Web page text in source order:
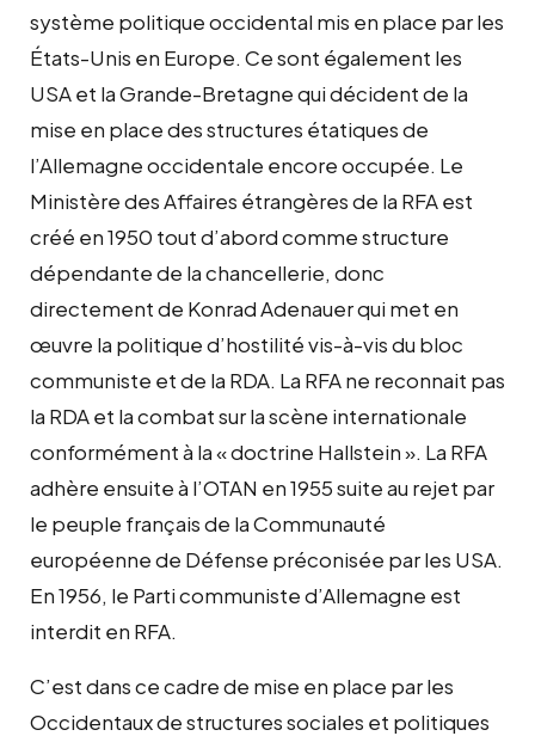
système politique occidental mis en place par les
États-Unis en Europe. Ce sont également les
USA et la Grande-Bretagne qui décident de la
mise en place des structures étatiques de
l’Allemagne occidentale encore occupée. Le
Ministère des Affaires étrangères de la RFA est
créé en 1950 tout d’abord comme structure
dépendante de la chancellerie, donc
directement de Konrad Adenauer qui met en
œuvre la politique d’hostilité vis-à-vis du bloc
communiste et de la RDA. La RFA ne reconnait pas
la RDA et la combat sur la scène internationale
conformément à la « doctrine Hallstein ». La RFA
adhère ensuite à l’OTAN en 1955 suite au rejet par
le peuple français de la Communauté
européenne de Défense préconisée par les USA.
En 1956, le Parti communiste d’Allemagne est
interdit en RFA.
C’est dans ce cadre de mise en place par les
Occidentaux de structures sociales et politiques